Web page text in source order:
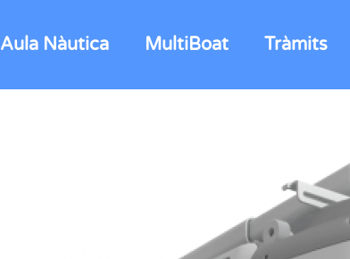
Aula Nàutica MultiBoat Tràmits